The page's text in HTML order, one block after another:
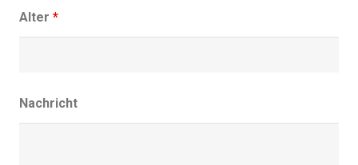
Alter *
Nachricht